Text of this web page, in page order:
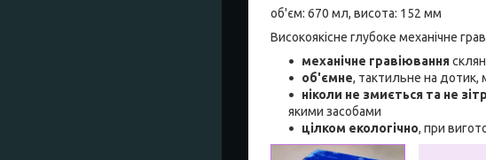
об'єм: 670 мл, висота: 152 мм
Високоякісне глубоке механічне
механічне гравіювання
об'ємне, тактильне на дотик,
ніколи не змиється та не
якими засобами
цілком екологічно, при